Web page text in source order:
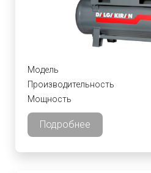
Модель
Производительность
Мощность
Подробнее